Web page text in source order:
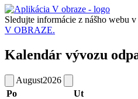
Sledujte informácie z nášho webu v
V OBRAZE.
Kalendár vývozu
August2026
Po
Ut